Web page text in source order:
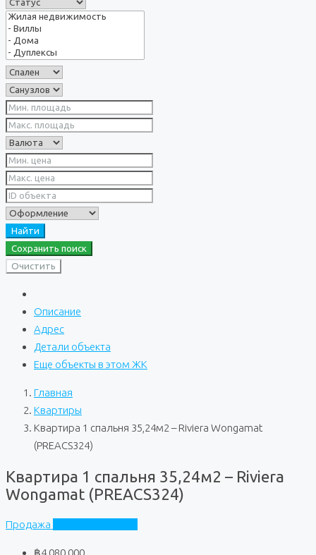
Найти
Сохранить поиск
Очистить
Описание
Адрес
Детали объекта
Еще объекты в этом ЖК
Главная
Квартиры
Квартира 1 спальня 35,24м2 – Riviera Wongamat
(PREACS324)
Квартира 1 спальня 35,24м2 – Riviera
Wongamat (PREACS324)
Продажа